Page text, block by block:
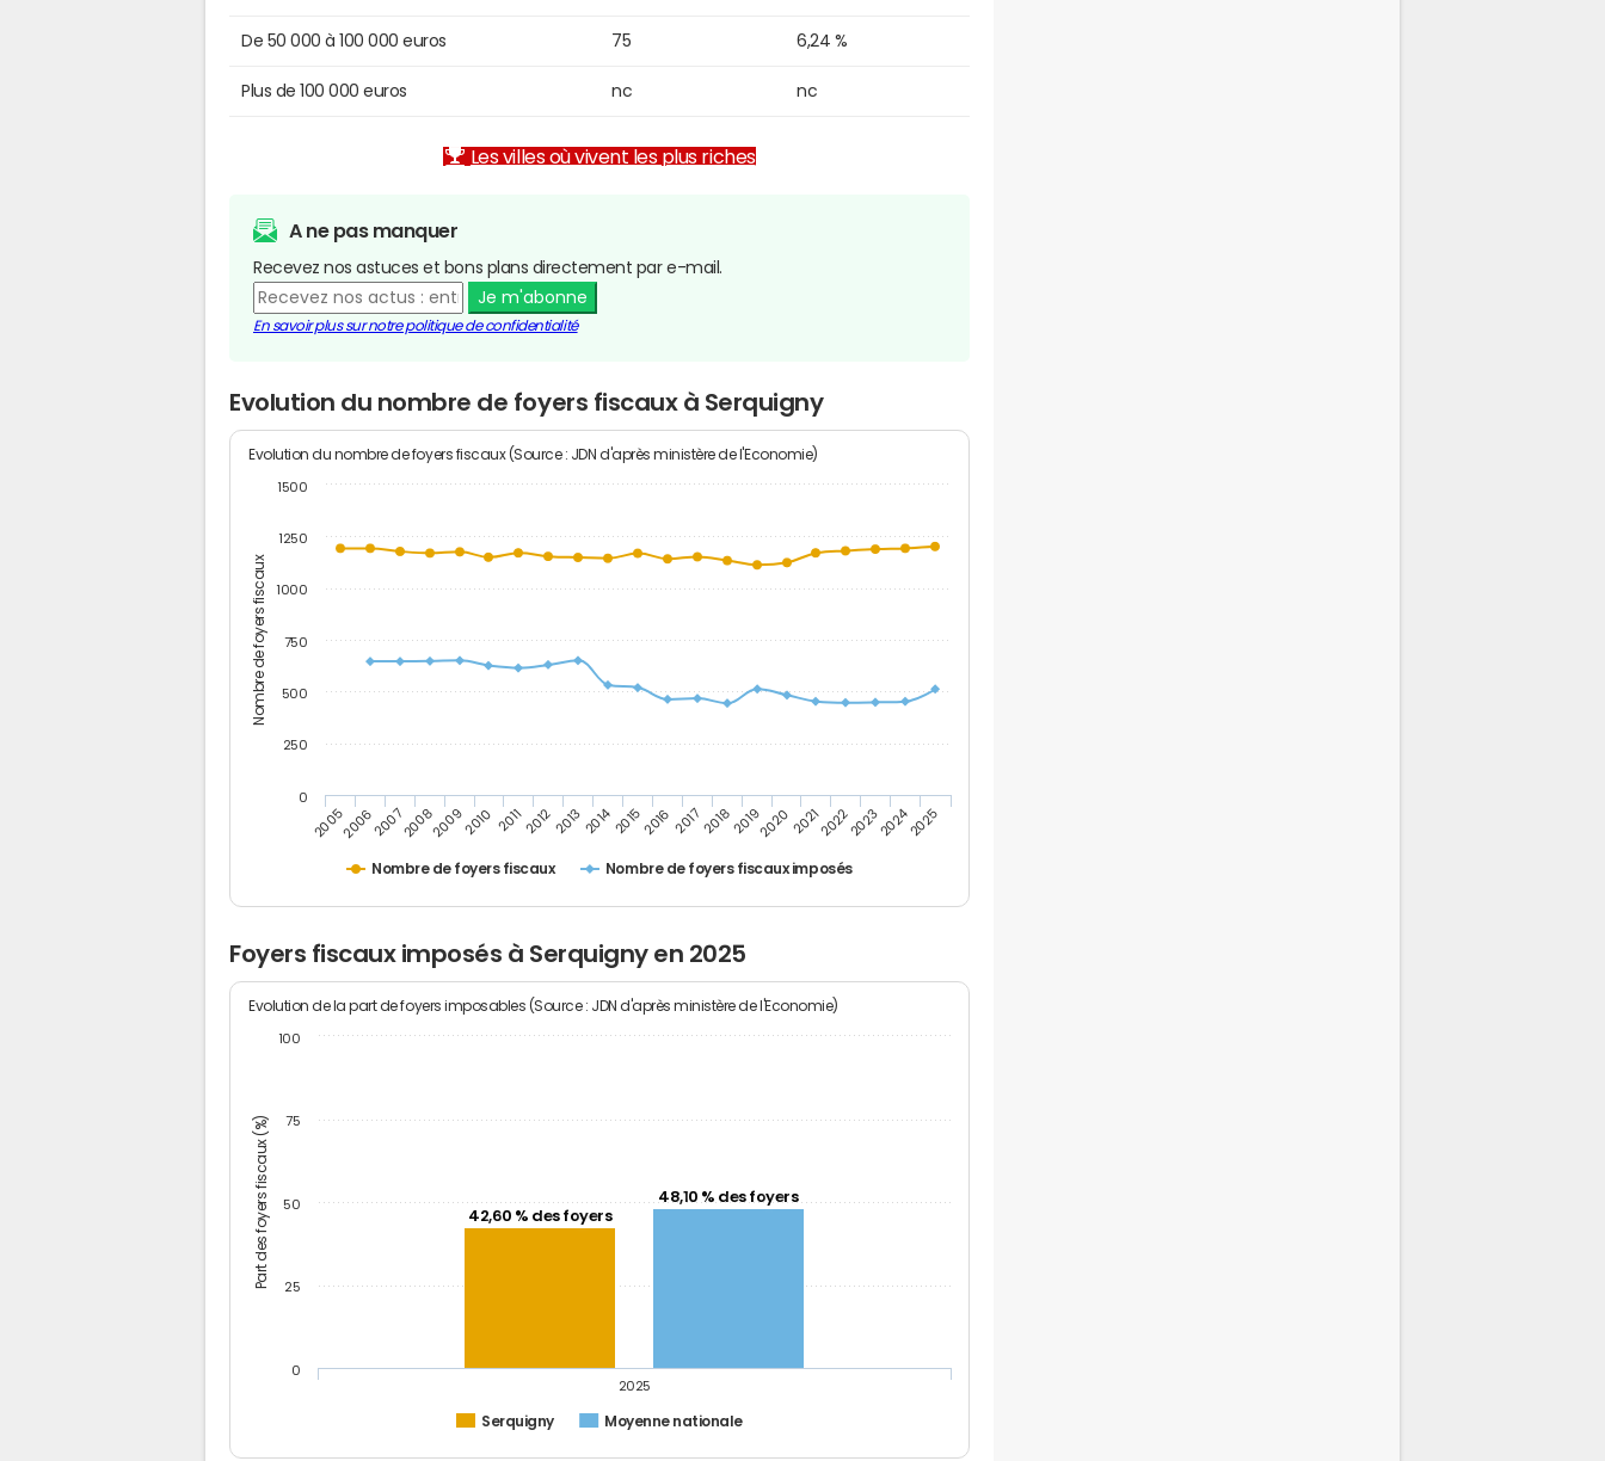
De 50 000 à 100 000 euros 75 6,24 %
Plus de 100 000 euros nc nc
Les villes où vivent les plus riches
A ne pas manquer
Recevez nos astuces et bons plans directement par e-mail.
Je m'abonne
En savoir plus sur notre politique de confidentialité
Evolution du nombre de foyers fiscaux à Serquigny
Nombre de foyers fiscaux
Evolution du nombre de foyers fiscaux (Source : JDN d'après ministère de l'Economie)
Nombre de foyers fiscaux Nombre de foyers fiscaux imposés
200520062007200820092010 201120122013201420152016 201720182019202020212022202320242025
0
250
500
750
1000
1250
1500
Foyers fiscaux imposés à Serquigny en 2025
Part des foyers fiscaux (%)
Evolution de la part de foyers imposables (Source : JDN d'après ministère de l'Economie)
42,60 % des foyers
48,10 % des foyers
Serquigny Moyenne nationale
2025
0
25
50
75
100